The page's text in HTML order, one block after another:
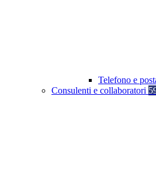
Telefono e
Consulenti e collaboratori